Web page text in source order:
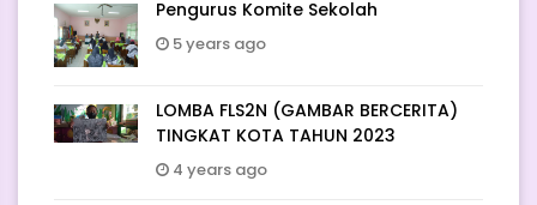
Pengurus Komite Sekolah
5 years ago
LOMBA FLS2N (GAMBAR BERCERITA)
TINGKAT KOTA TAHUN 2023
4 years ago